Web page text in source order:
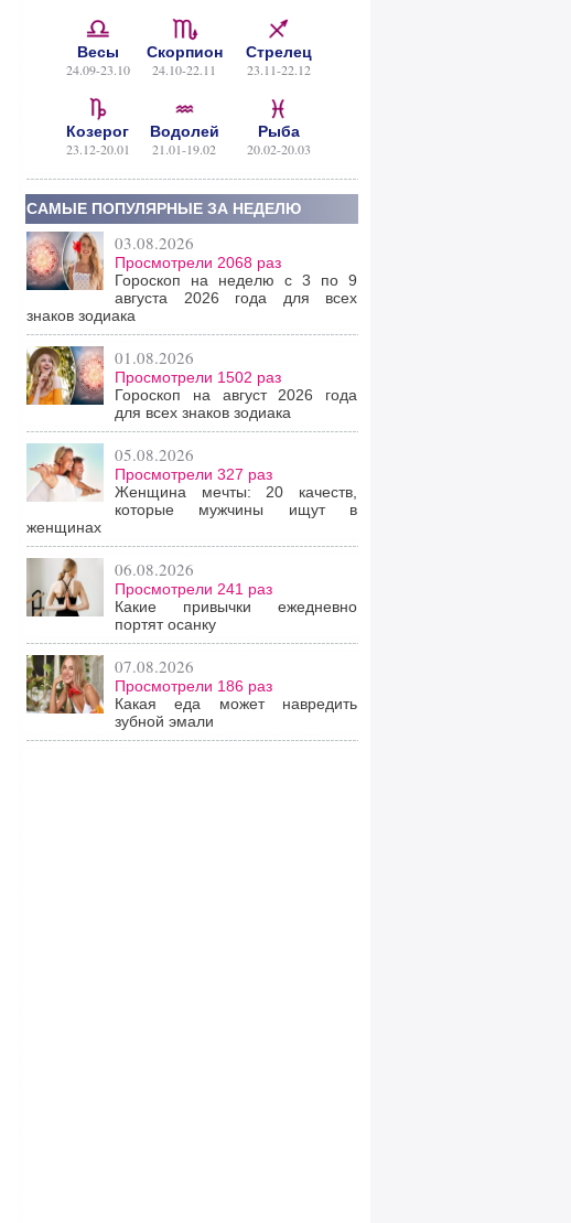
Весы
24.09-23.10
Скорпион
24.10-22.11
Стрелец
23.11-22.12
Козерог
23.12-20.01
Водолей
21.01-19.02
Рыба
20.02-20.03
САМЫЕ ПОПУЛЯРНЫЕ ЗА НЕДЕЛЮ
03.08.2026
Просмотрели 2068 раз
Гороскоп на неделю с 3 по 9
августа 2026 года для всех
знаков зодиака
01.08.2026
Просмотрели 1502 раз
Гороскоп на август 2026 года
для всех знаков зодиака
05.08.2026
Просмотрели 327 раз
Женщина мечты: 20 качеств,
которые мужчины ищут в
женщинах
06.08.2026
Просмотрели 241 раз
Какие привычки ежедневно
портят осанку
07.08.2026
Просмотрели 186 раз
Какая еда может навредить
зубной эмали